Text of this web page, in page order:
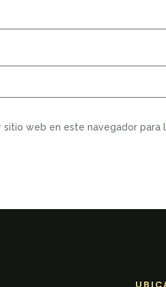
web en este navegador para